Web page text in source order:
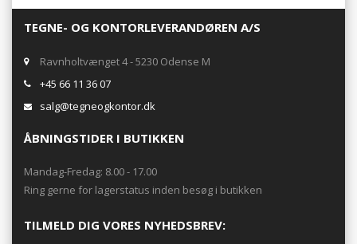
TEGNE- OG KONTORLEVERANDØREN A/S
Ravnholtvænget 4 - 5230 Odense M
+45 66 11 36 07
salg@tegneogkontor.dk
ÅBNINGSTIDER I BUTIKKEN
Mandag-Fredag: 8.00 - 17.00
Ring gerne for lagerstatus inden besøg i butikken
TILMELD DIG VORES NYHEDSBREV: